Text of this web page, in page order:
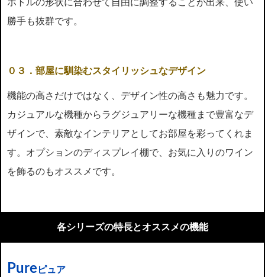
ボトルの形状に合わせて自由に調整することが出来、使い
勝手も抜群です。
０３．部屋に馴染むスタイリッシュなデザイン
機能の高さだけではなく、デザイン性の高さも魅力です。
カジュアルな機種からラグジュアリーな機種まで豊富なデ
ザインで、素敵なインテリアとしてお部屋を彩ってくれま
す。オプションのディスプレイ棚で、お気に入りのワイン
を飾るのもオススメです。
各シリーズの特長とオススメの機能
Pure ピュア